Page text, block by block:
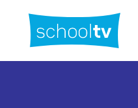
hoofdinhoud